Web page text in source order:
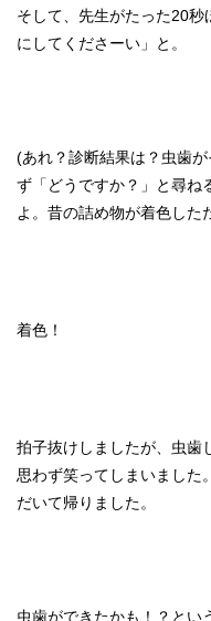
そして、先生がたった20
にしてくださーい」と。
(あれ？診断結果は？虫歯
ず「どうですか？」と尋ね
よ。昔の詰め物が着色した
着色！
拍子抜けしましたが、虫歯
思わず笑ってしまいました
だいて帰りました。
虫歯ができたかも！？とい